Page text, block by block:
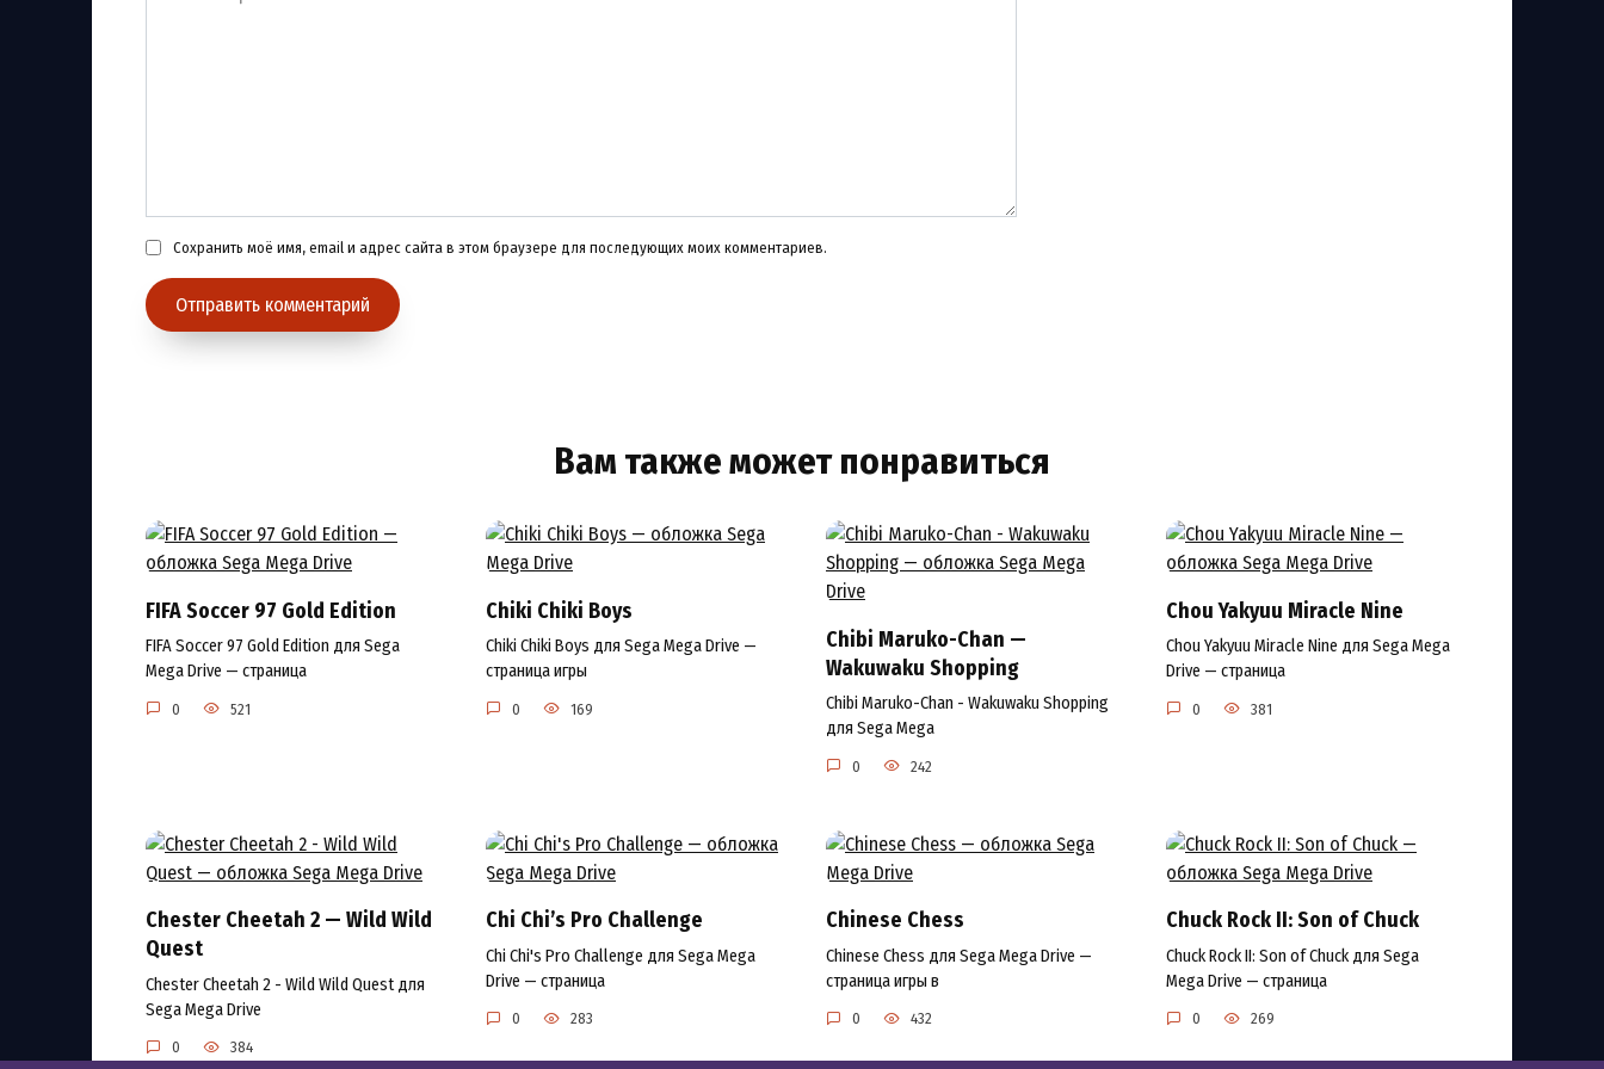
Сохранить моё имя, email и адрес сайта в этом браузере для последующих моих комментариев.
Вам также может понравиться
FIFA Soccer 97 Gold Edition
FIFA Soccer 97 Gold Edition для Sega
Mega Drive — страница
0 521
Chiki Chiki Boys
Chiki Chiki Boys для Sega Mega Drive —
страница игры
0 169
Chibi Maruko-Chan —
Wakuwaku Shopping
Chibi Maruko-Chan - Wakuwaku Shopping
для Sega Mega
0 242
Chou Yakyuu Miracle Nine
Chou Yakyuu Miracle Nine для Sega Mega
Drive — страница
0 381
Chester Cheetah 2 — Wild Wild
Quest
Chester Cheetah 2 - Wild Wild Quest для
Sega Mega Drive
0 384
Chi Chi’s Pro Challenge
Chi Chi's Pro Challenge для Sega Mega
Drive — страница
0 283
Chinese Chess
Chinese Chess для Sega Mega Drive —
страница игры в
0 432
Chuck Rock II: Son of Chuck
Chuck Rock II: Son of Chuck для Sega
Mega Drive — страница
0 269